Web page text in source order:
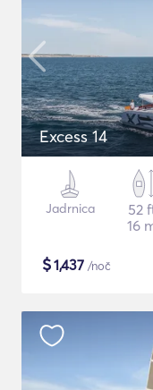
Excess 14
Jadrnica
52
16
$1,437 /noč